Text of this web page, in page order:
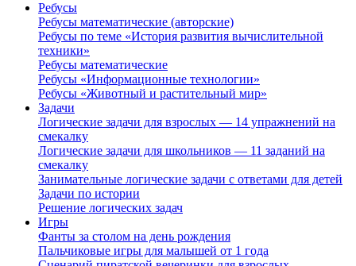
Ребусы
Ребусы математические (авторские)
Ребусы по теме «История развития вычислительной
техники»
Ребусы математические
Ребусы «Информационные технологии»
Ребусы «Животный и растительный мир»
Задачи
Логические задачи для взрослых — 14 упражнений на
смекалку
Логические задачи для школьников — 11 заданий на
смекалку
Занимательные логические задачи с ответами для детей
Задачи по истории
Решение логических задач
Игры
Фанты за столом на день рождения
Пальчиковые игры для малышей от 1 года